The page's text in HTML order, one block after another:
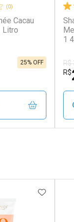
(0)
Cacau
Litro
25% OFF
1
R$
R$